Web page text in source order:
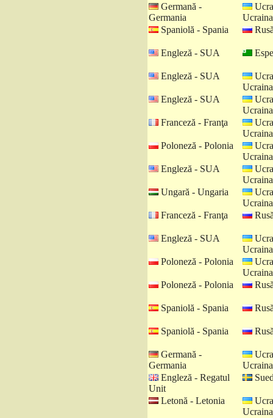
Germană -
Germania
Ucraina
Spaniolă - Spania
Engleză - SUA
Engleză - SUA
Ucraina
Engleză - SUA
Ucraina
Franceză - Franţa
Ucraina
Poloneză - Polonia
Ucraina
Engleză - SUA
Ucraina
Ungară - Ungaria
Ucraina
Franceză - Franţa
Engleză - SUA
Ucraina
Poloneză - Polonia
Ucraina
Poloneză - Polonia
Spaniolă - Spania
Spaniolă - Spania
Germană -
Germania
Ucraina
Engleză - Regatul
Unit
Letonă - Letonia
Ucraina